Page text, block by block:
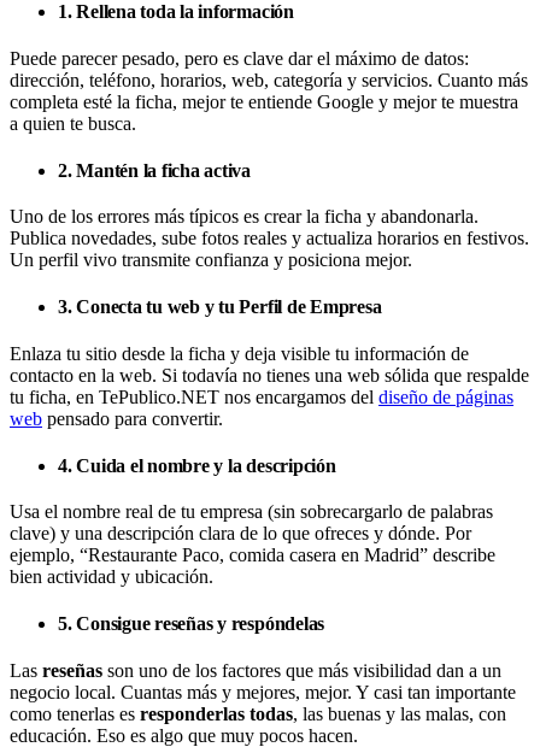
1. Rellena toda la información
Puede parecer pesado, pero es clave dar el máximo de datos:
dirección, teléfono, horarios, web, categoría y servicios. Cuanto más
completa esté la ficha, mejor te entiende Google y mejor te muestra
a quien te busca.
2. Mantén la ficha activa
Uno de los errores más típicos es crear la ficha y abandonarla.
Publica novedades, sube fotos reales y actualiza horarios en festivos.
Un perfil vivo transmite confianza y posiciona mejor.
3. Conecta tu web y tu Perfil de Empresa
Enlaza tu sitio desde la ficha y deja visible tu información de
contacto en la web. Si todavía no tienes una web sólida que respalde
tu ficha, en TePublico.NET nos encargamos del diseño de páginas
web pensado para convertir.
4. Cuida el nombre y la descripción
Usa el nombre real de tu empresa (sin sobrecargarlo de palabras
clave) y una descripción clara de lo que ofreces y dónde. Por
ejemplo, “Restaurante Paco, comida casera en Madrid” describe
bien actividad y ubicación.
5. Consigue reseñas y respóndelas
Las reseñas son uno de los factores que más visibilidad dan a un
negocio local. Cuantas más y mejores, mejor. Y casi tan importante
como tenerlas es responderlas todas, las buenas y las malas, con
educación. Eso es algo que muy pocos hacen.